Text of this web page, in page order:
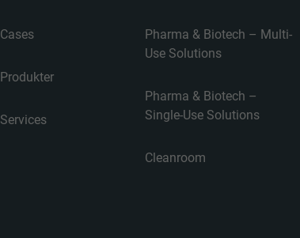
Cases
Produkter
Services
Pharma & Biotech – Multi-
Use Solutions
Pharma & Biotech –
Single-Use Solutions
Cleanroom